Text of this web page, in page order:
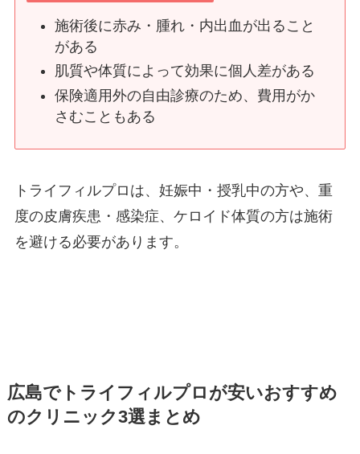
施術後に赤み・腫れ・内出血が出ること
がある
肌質や体質によって効果に個人差がある
保険適用外の自由診療のため、費用がか
さむこともある
トライフィルプロは、妊娠中・授乳中の方や、重
度の皮膚疾患・感染症、ケロイド体質の方は施術
を避ける必要があります。
広島でトライフィルプロが安いおすすめ
のクリニック3選まとめ